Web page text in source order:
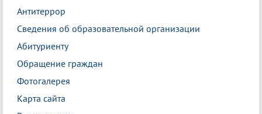
Антитеррор
Сведения об образовательной организации
Абитуриенту
Обращение граждан
Фотогалерея
Карта сайта